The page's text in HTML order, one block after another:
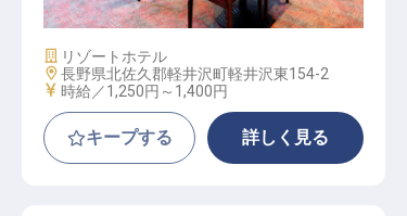
施設業態
リゾートホテル
勤務地
長野県北佐久郡軽井沢町軽井沢東154-2
給与
時給／1,250円～ 1,400円
キープする 詳しく見る